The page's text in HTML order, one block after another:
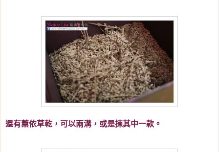
還有薰依草乾，可以兩溝，或是揀其中一款。